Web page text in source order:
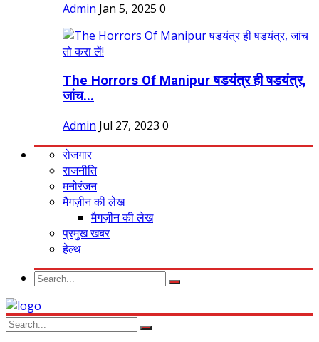
Admin Jan 5, 2025 0
The Horrors Of Manipur षडयंत्र ही षडयंत्र,
जांच...
Admin Jul 27, 2023 0
रोजगार
राजनीति
मनोरंजन
मैगज़ीन की लेख
मैगज़ीन की लेख
प्रमुख खबर
हेल्थ